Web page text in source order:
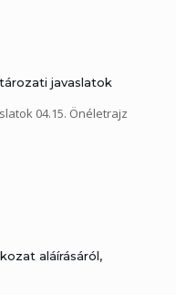
javaslatok
04.15. Önéletrajz
aláírásáról,